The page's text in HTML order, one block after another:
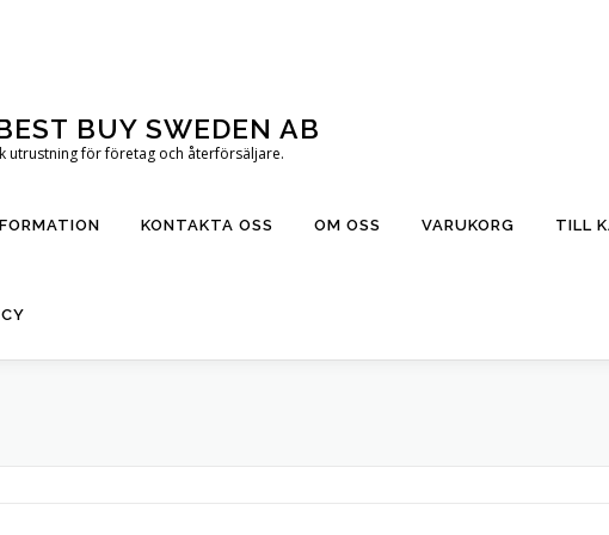
BUY SWEDEN AB
utrustning för företag och återförsäljare.
KONTAKTA OSS OM OSS VARUKORG TILL